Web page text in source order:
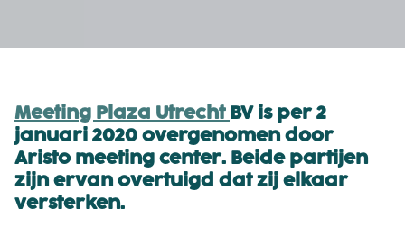
Meeting Plaza Utrecht BV is per 2
januari 2020 overgenomen door
Aristo meeting center. Beide partijen
zijn ervan overtuigd dat zij elkaar
versterken.